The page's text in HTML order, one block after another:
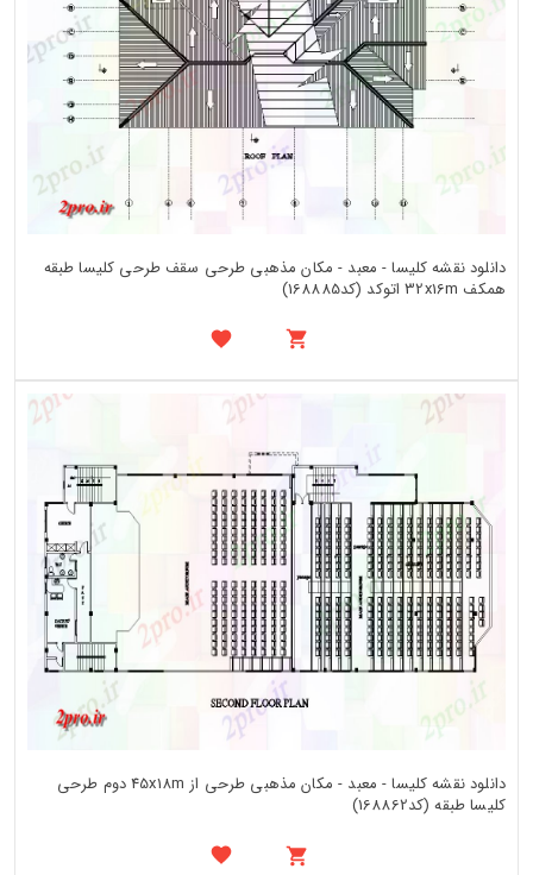
دانلود نقشه کلیسا - معبد - مکان مذهبی طرحی سقف طرحی کلیسا طبقه
همکف 32x16m اتوکد (کد168885)
دانلود نقشه کلیسا - معبد - مکان مذهبی طرحی از 45x18m دوم طرحی
کلیسا طبقه (کد168862)